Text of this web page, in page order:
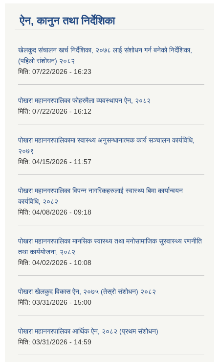
ऐन, कानुन तथा निर्देशिका
खेलकुद संचालन खर्च निर्देशिका, २०७८ लाई संशोधन गर्न बनेको निर्देशिका,
(पहिलो संशोधन) २०८२
मिति: 07/22/2026 - 16:23
पोखरा महानगरपालिका फोहरमैला व्यवस्थापन ऐन, २०८२
मिति: 07/22/2026 - 16:12
पोखरा महानगरपालिकामा स्वास्थ्य अनुसन्धानात्मक कार्य सञ्चालन कार्यविधि,
२०७९
मिति: 04/15/2026 - 11:57
पोखरा महानगरपालिका विपन्न नागरिकहरुलाई स्वास्थ्य बिमा कार्यान्वयन
कार्यविधि, २०८२
मिति: 04/08/2026 - 09:18
पोखरा महानगरपालिका मानसिक स्वास्थ्य तथा मनोसामाजिक सुस्वास्थ्य रणनीति
तथा कार्ययोजना, २०८२
मिति: 04/02/2026 - 10:08
पोखरा खेलकुद विकास ऐन, २०७५ (तेस्रो संशोधन) २०८२
मिति: 03/31/2026 - 15:00
पोखरा महानगरपालिका आर्थिक ऐन, २०८२ (प्रथम संशोधन)
मिति: 03/31/2026 - 14:59